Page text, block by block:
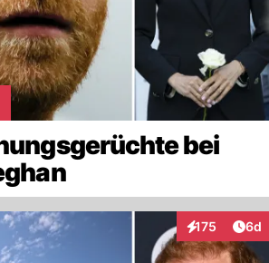
bei
175
Interaktionen
6d